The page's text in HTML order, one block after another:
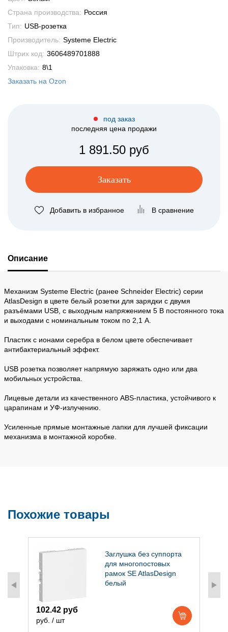
Страна производства: Россия
Тип: USB-розетка
Производитель: Systeme Electric
Штрих код: 3606489701888
Упаковка: 8\1
Заказать на Ozon
под заказ
последняя цена продажи
1 891.50 руб
Заказать
Добавить в избранное В сравнение
Описание
Механизм Systeme Electric (ранее Schneider Electric) серии
AtlasDesign в цвете белый розетки для зарядки с двумя
разъёмами USB, с выходным напряжением 5 В постоянного тока
и выходами с номинальным током по 2,1 А.
Пластик с ионами серебра в белом цвете обеспечивает
антибактериальный эффект.
USB розетка позволяет напрямую заряжать одно или два
мобильных устройства.
Лицевые детали из качественного ABS-пластика, устойчивого к
царапинам и УФ-излучению.
Усиленные прямые монтажные лапки для лучшей фиксации
механизма в монтажной коробке.
Похожие товары
Заглушка без суппорта
для многопостовых
рамок SE AtlasDesign
белый
102.42 руб
руб. / шт